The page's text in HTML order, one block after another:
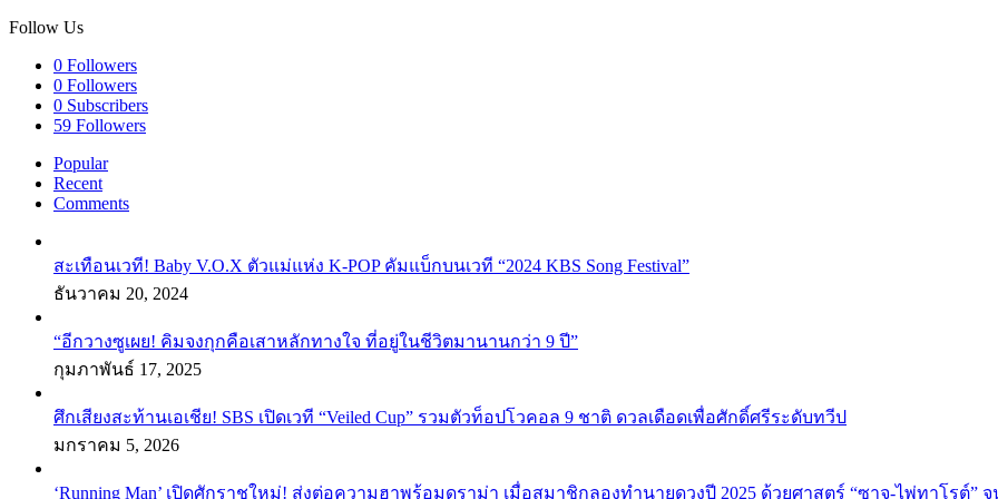
Follow Us
0 Followers
0 Followers
0 Subscribers
59 Followers
Popular
Recent
Comments
สะเทือนเวที! Baby V.O.X ตัวแม่แห่ง K-POP คัมแบ็กบนเวที “2024 KBS Song Festival”
ธันวาคม 20, 2024
“อีกวางซูเผย! คิมจงกุกคือเสาหลักทางใจ ที่อยู่ในชีวิตมานานกว่า 9 ปี”
กุมภาพันธ์ 17, 2025
ศึกเสียงสะท้านเอเชีย! SBS เปิดเวที “Veiled Cup” รวมตัวท็อปโวคอล 9 ชาติ ดวลเดือดเพื่อศักดิ์ศรีระดับทวีป
มกราคม 5, 2026
‘Running Man’ เปิดศักราชใหม่! ส่งต่อความฮาพร้อมดราม่า เมื่อสมาชิกลองทำนายดวงปี 2025 ด้วยศาสตร์ “ซาจู-ไพ่ทาโรต์”